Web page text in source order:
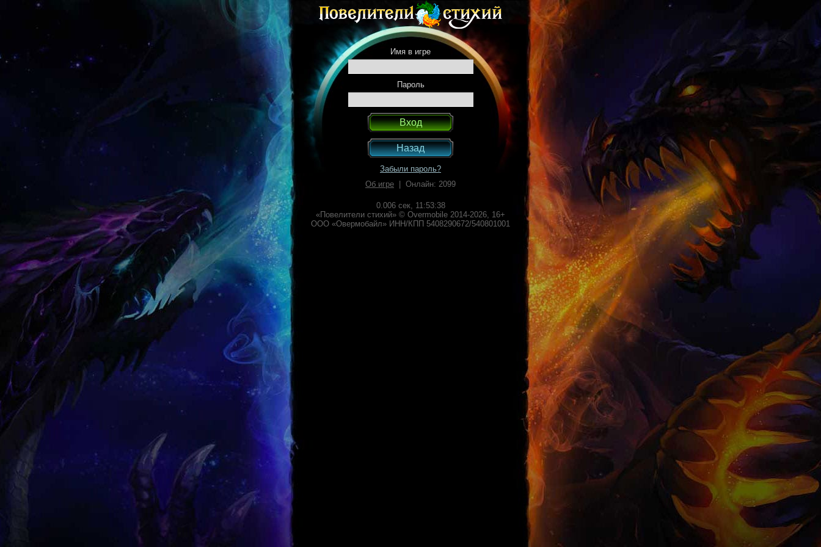
Имя в игре
Пароль
Назад
Забыли пароль?
Об игре | Онлайн: 2099
0.006 сек, 11:53:38
«Повелители стихий» © Overmobile 2014-2026, 16+
ООО «Овермобайл» ИНН/КПП 5408290672/540801001